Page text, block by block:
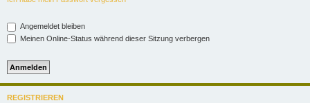
Angemeldet bleiben
Meinen Online-Status während dieser Sitzung verbergen
REGISTRIEREN